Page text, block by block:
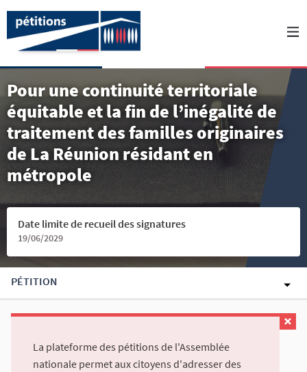
Pour une continuité territoriale
équitable et la fin de l’inégalité de
traitement des familles originaires
de La Réunion résidant en
métropole
Date limite de recueil des signatures
19/06/2029
PÉTITION
La plateforme des pétitions de l'Assemblée
nationale permet aux citoyens d'adresser des